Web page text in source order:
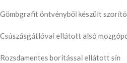
Gömbgrafit öntvényből készült
Csúszásgátlóval ellátott alsó
Rozsdamentes borítással ellátott sín